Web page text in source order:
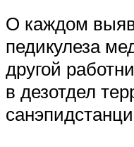
О каждом
педикулеза
другой
в дезотдел